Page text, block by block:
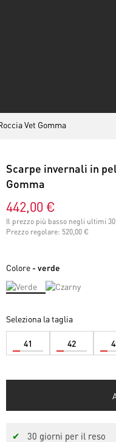
Vet Gomma
Scarpe invernali in
Gomma
442,00 €
Il prezzo più basso negli ultimi
Prezzo regolare: 520,00 €
Colore - verde
Seleziona la taglia
41 42
✔
30 giorni per il reso